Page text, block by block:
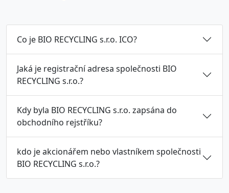
Co je BIO RECYCLING s.r.o. ICO?
Jaká je registrační adresa společnosti BIO
RECYCLING s.r.o.?
Kdy byla BIO RECYCLING s.r.o. zapsána do
obchodního rejstříku?
kdo je akcionářem nebo vlastníkem společnosti
BIO RECYCLING s.r.o.?